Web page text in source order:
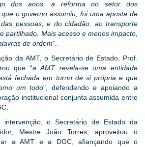
dos anos, a reforma no setor dos
o governo assumiu, foi uma aposta de
pessoas, e do cidadão, ao transporte
partilhado. Mais acesso e menos impacto,
de ordem”.
da AMT, o Secretário de Estado, Prof.
que “a AMT revela-se uma entidade
fechada em torno de si própria e que
um todo”, defendendo e apoiando a
institucional conjunta assumida entre
o Secretário de Estado da
Mestre João Torres, aproveitou o
a AMT e a DGC, afiançando que o